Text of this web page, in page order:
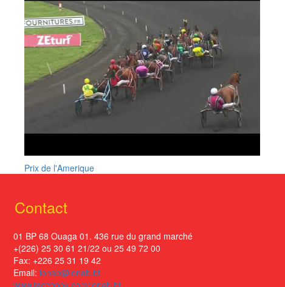
Prix de l'Amerique
Contact
01 BP 68 Ouaga 01. 436 rue du grand marché
+(226) 25 30 61 21/22 ou 25 49 72 00
Fax: +226 25 31 19 42
Email: lonab@lonab.bf
www.facebook.com/lonab.bf